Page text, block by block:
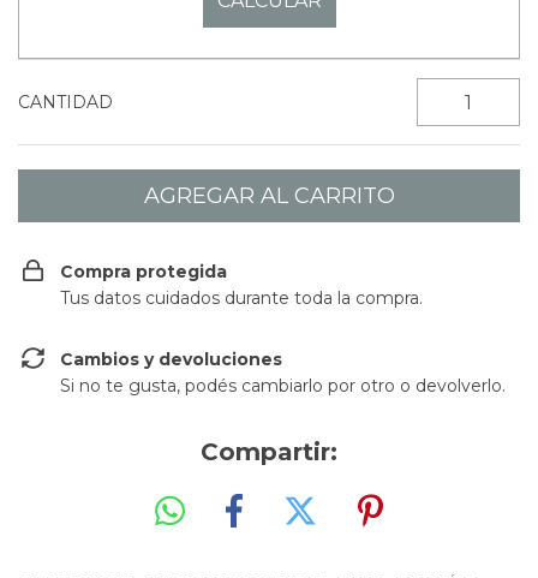
CANTIDAD
Compra protegida
Tus datos cuidados durante toda la compra.
Cambios y devoluciones
Si no te gusta, podés cambiarlo por otro o devolverlo.
Compartir: